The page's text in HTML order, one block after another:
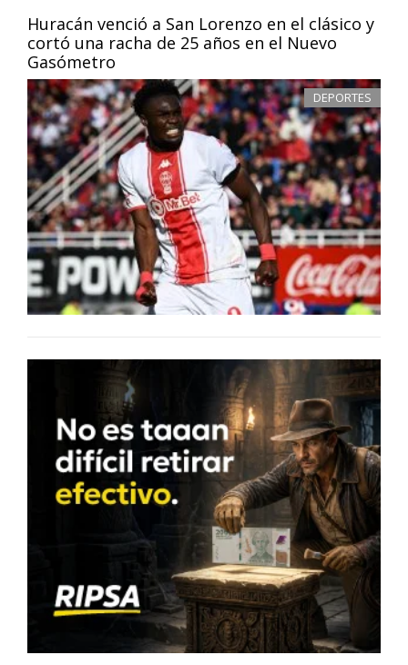
Huracán venció a San Lorenzo en el clásico y
cortó una racha de 25 años en el Nuevo
Gasómetro
DEPORTES